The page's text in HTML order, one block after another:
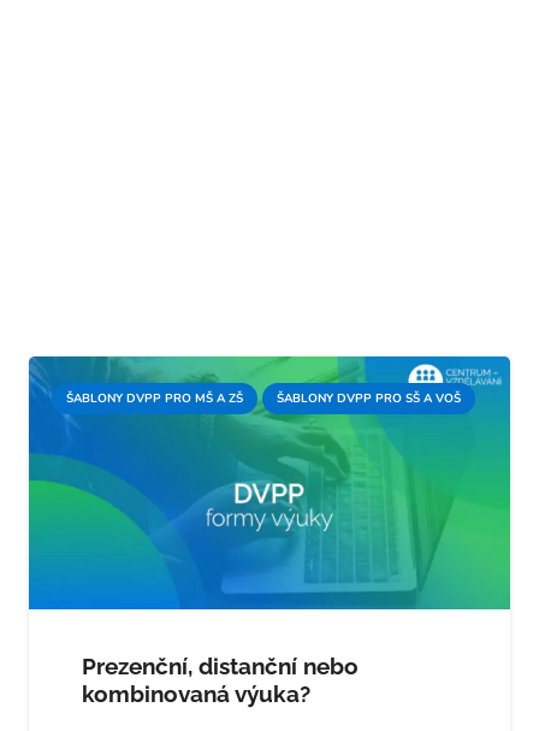
ŠABLONY DVPP PRO MŠ A ZŠ ŠABLONY DVPP PRO SŠ A VOŠ
Prezenční, distanční nebo
kombinovaná výuka?